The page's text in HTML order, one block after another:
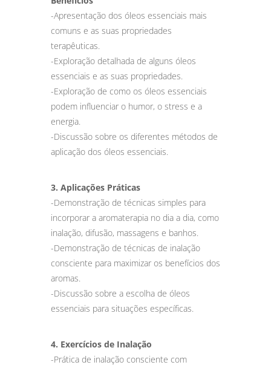
-Apresentação dos óleos essenciais mais
comuns e as suas propriedades
terapêuticas.
-Exploração detalhada de alguns óleos
essenciais e as suas propriedades.
-Exploração de como os óleos essenciais
podem influenciar o humor, o stress e a
energia.
-Discussão sobre os diferentes métodos de
aplicação dos óleos essenciais.
3. Aplicações Práticas
-Demonstração de técnicas simples para
incorporar a aromaterapia no dia a dia, como
inalação, difusão, massagens e banhos.
-Demonstração de técnicas de inalação
consciente para maximizar os benefícios dos
aromas.
-Discussão sobre a escolha de óleos
essenciais para situações específicas.
4. Exercícios de Inalação
-Prática de inalação consciente com